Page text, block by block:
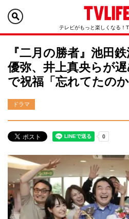
テレビがもっと楽しくなる！
『二月の勝者』池田
優弥、井上真央らが
で祝福「忘れてたのか
ドラマ